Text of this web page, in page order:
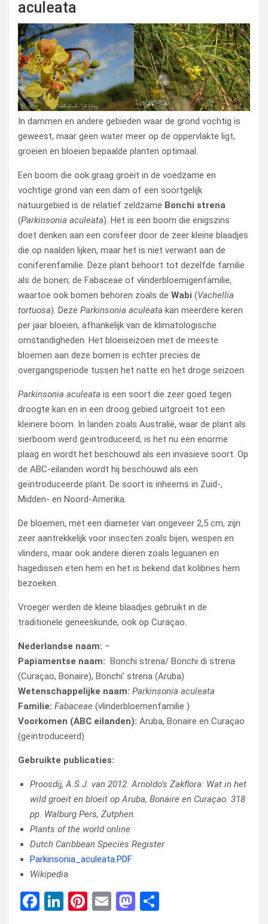
aculeata
In dammen en andere gebieden waar de grond vochtig is
geweest, maar geen water meer op de oppervlakte ligt,
groeien en bloeien bepaalde planten optimaal.
Een boom die ook graag groeit in de voedzame en
vochtige grond van een dam of een soortgelijk
natuurgebied is de relatief zeldzame Bonchi strena
(Parkinsonia aculeata). Het is een boom die enigszins
doet denken aan een conifeer door de zeer kleine blaadjes
die op naalden lijken, maar het is niet verwant aan de
coniferenfamilie. Deze plant behoort tot dezelfde familie
als de bonen; de Fabaceae of vlinderbloemigenfamilie,
waartoe ook bomen behoren zoals de Wabi (Vachellia
tortuosa). Deze Parkinsonia aculeata kan meerdere keren
per jaar bloeien, afhankelijk van de klimatologische
omstandigheden. Het bloeiseizoen met de meeste
bloemen aan deze bomen is echter precies de
overgangsperiode tussen het natte en het droge seizoen.
Parkinsonia aculeata is een soort die zeer goed tegen
droogte kan en in een droog gebied uitgroeit tot een
kleinere boom. In landen zoals Australië, waar de plant als
sierboom werd geïntroduceerd, is het nu een enorme
plaag en wordt het beschouwd als een invasieve soort. Op
de ABC-eilanden wordt hij beschouwd als een
geïntroduceerde plant. De soort is inheems in Zuid-,
Midden- en Noord-Amerika.
De bloemen, met een diameter van ongeveer 2,5 cm, zijn
zeer aantrekkelijk voor insecten zoals bijen, wespen en
vlinders, maar ook andere dieren zoals leguanen en
hagedissen eten hem en het is bekend dat kolibries hem
bezoeken.
Vroeger werden de kleine blaadjes gebruikt in de
traditionele geneeskunde, ook op Curaçao.
Nederlandse naam: –
Papiamentse naam: Bonchi strena/ Bonchi di strena
(Curaçao, Bonaire), Bonchi’ strena (Aruba)
Wetenschappelijke naam: Parkinsonia aculeata
Familie: Fabaceae (vlinderbloemenfamilie )
Voorkomen (ABC eilanden): Aruba, Bonaire en Curaçao
(geïntroduceerd)
Gebruikte publicaties:
Proosdij, A.S.J. van 2012. Arnoldo’s Zakflora: Wat in het
wild groeit en bloeit op Aruba, Bonaire en Curaçao. 318
pp. Walburg Pers, Zutphen.
Plants of the world online
Dutch Caribbean Species Register
Parkinsonia_aculeata.PDF
Wikipedia
F
Li
Pi E
M